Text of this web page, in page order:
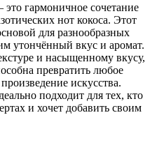
гармоничное сочетание
нот кокоса. Этот
для разнообразных
утончённый вкус и аромат.
и насыщенному вкусу,
превратить любое
искусства.
подходит для тех, кто
и хочет добавить своим